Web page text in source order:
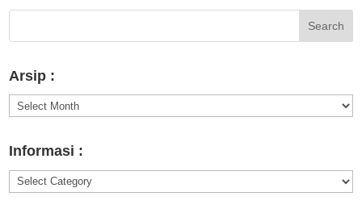
Arsip :
Arsip
Informasi :
Informasi